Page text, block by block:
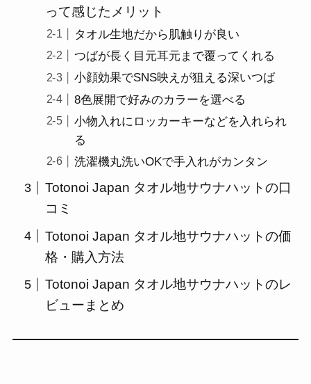
って感じたメリット
タオル生地だから肌触りが良い
つばが長く目元耳元まで覆ってくれる
小顔効果でSNS映えが狙える深いつば
8色展開で好みのカラーを選べる
小物入れにロッカーキーなどを入れられ
る
洗濯機丸洗いOKで手入れがカンタン
Totonoi Japan タオル地サウナハットの口
コミ
Totonoi Japan タオル地サウナハットの価
格・購入方法
Totonoi Japan タオル地サウナハットのレ
ビューまとめ